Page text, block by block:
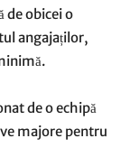
de obicei o
angajaților,
de o echipă
majore pentru